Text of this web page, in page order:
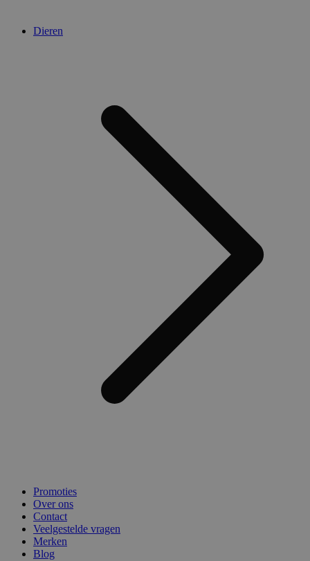
Dieren
Promoties
Over ons
Contact
Veelgestelde vragen
Merken
Blog